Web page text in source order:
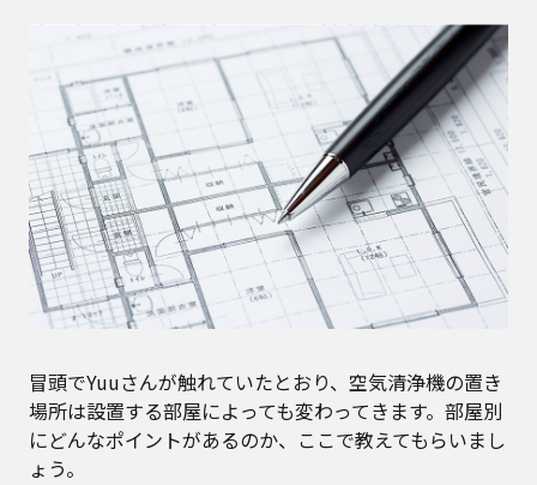
冒頭でYuuさんが触れていたとおり、空気清浄機の置き
場所は設置する部屋によっても変わってきます。部屋別
にどんなポイントがあるのか、ここで教えてもらいまし
ょう。